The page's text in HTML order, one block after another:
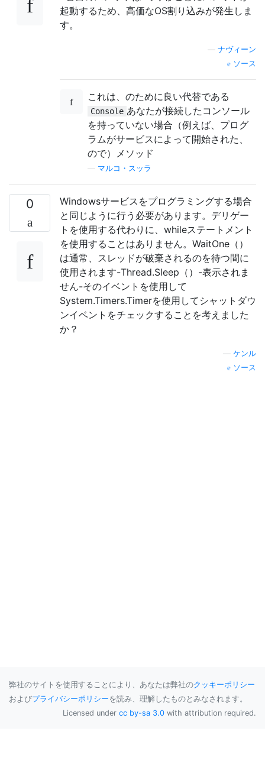
起動するため、高価なOS割り込みが発生しま
す。
ナヴィーン
ソース
これは、のために良い代替である
Console あなたが接続したコンソール
を持っていない場合（例えば、プログ
ラムがサービスによって開始された、
ので）メソッド
マルコ・スッラ
0
Windowsサービスをプログラミングする場合
と同じように行う必要があります。デリゲー
トを使用する代わりに、whileステートメント
を使用することはありません。WaitOne（）
は通常、スレッドが破棄されるのを待つ間に
使用されます-Thread.Sleep（）-表示されま
せん-そのイベントを使用して
System.Timers.Timerを使用してシャットダウ
ンイベントをチェックすることを考えました
か？
ケンル
ソース
弊社のサイトを使用することにより、あなたは弊社のクッキーポリシー
およびプライバシーポリシーを読み、理解したものとみなされます。
Licensed under cc by-sa 3.0 with attribution required.